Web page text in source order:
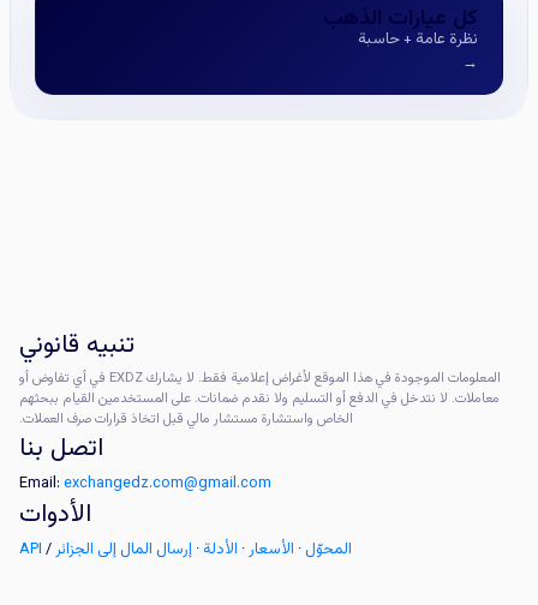
كل عيارات الذهب
نظرة عامة + حاسبة
→
تنبيه قانوني
المعلومات الموجودة في هذا الموقع لأغراض إعلامية فقط. لا يشارك EXDZ في أي تفاوض أو
معاملات. لا نتدخل في الدفع أو التسليم ولا نقدم ضمانات. على المستخدمين القيام ببحثهم
الخاص واستشارة مستشار مالي قبل اتخاذ قرارات صرف العملات.
اتصل بنا
Email: exchangedz.com@gmail.com
الأدوات
المحوّل· الأسعار · الأدلة · إرسال المال إلى الجزائر /
API